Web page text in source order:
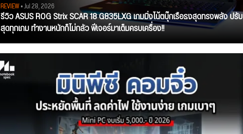
REVIEW• Jul 28, 2026
รีวิว ASUS ROG Strix SCAR 18 G835LXG เกมมิ่งโน้ตบุ๊กเรือธงสุดทรงพลัง ปรับ
สุดทุกเกม ทำงานหนักก็ไม่กลัว ฟีเจอร์มาเต็มครบเครื่อง!!